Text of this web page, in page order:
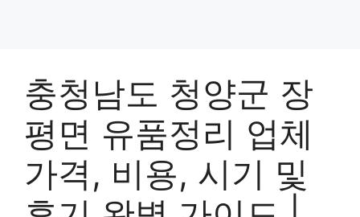
충청남도 청양군 장
평면 유품정리 업체
가격, 비용, 시기 및